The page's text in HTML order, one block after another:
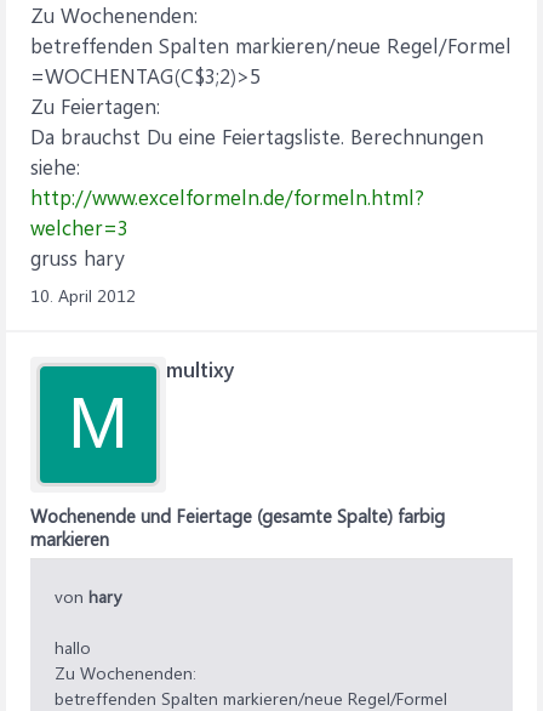
Zu Wochenenden:
betreffenden Spalten markieren/neue Regel/Formel
=WOCHENTAG(C$3;2)>5
Zu Feiertagen:
Da brauchst Du eine Feiertagsliste. Berechnungen
siehe:
http://www.excelformeln.de/formeln.html?
welcher=3
gruss hary
10. April 2012
M
multixy
Wochenende und Feiertage (gesamte Spalte) farbig
markieren
von hary
hallo
Zu Wochenenden:
betreffenden Spalten markieren/neue Regel/Formel